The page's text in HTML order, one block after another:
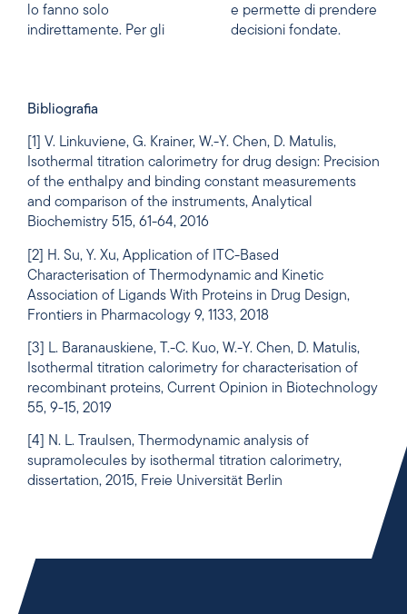
lo fanno solo
indirettamente. Per gli
e permette di prendere
decisioni fondate.
Bibliografia
[1] V. Linkuviene, G. Krainer, W.-Y. Chen, D. Matulis,
Isothermal titration calorimetry for drug design: Precision
of the enthalpy and binding constant measurements
and comparison of the instruments, Analytical
Biochemistry 515, 61-64, 2016
[2] H. Su, Y. Xu, Application of ITC-Based
Characterisation of Thermodynamic and Kinetic
Association of Ligands With Proteins in Drug Design,
Frontiers in Pharmacology 9, 1133, 2018
[3] L. Baranauskiene, T.-C. Kuo, W.-Y. Chen, D. Matulis,
Isothermal titration calorimetry for characterisation of
recombinant proteins, Current Opinion in Biotechnology
55, 9-15, 2019
[4] N. L. Traulsen, Thermodynamic analysis of
supramolecules by isothermal titration calorimetry,
dissertation, 2015, Freie Universität Berlin